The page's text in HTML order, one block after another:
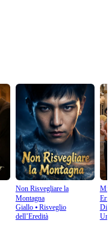
Non Risvegliare la
Montagna
Giallo⦁ Risveglio
dell’Eredità
Mi